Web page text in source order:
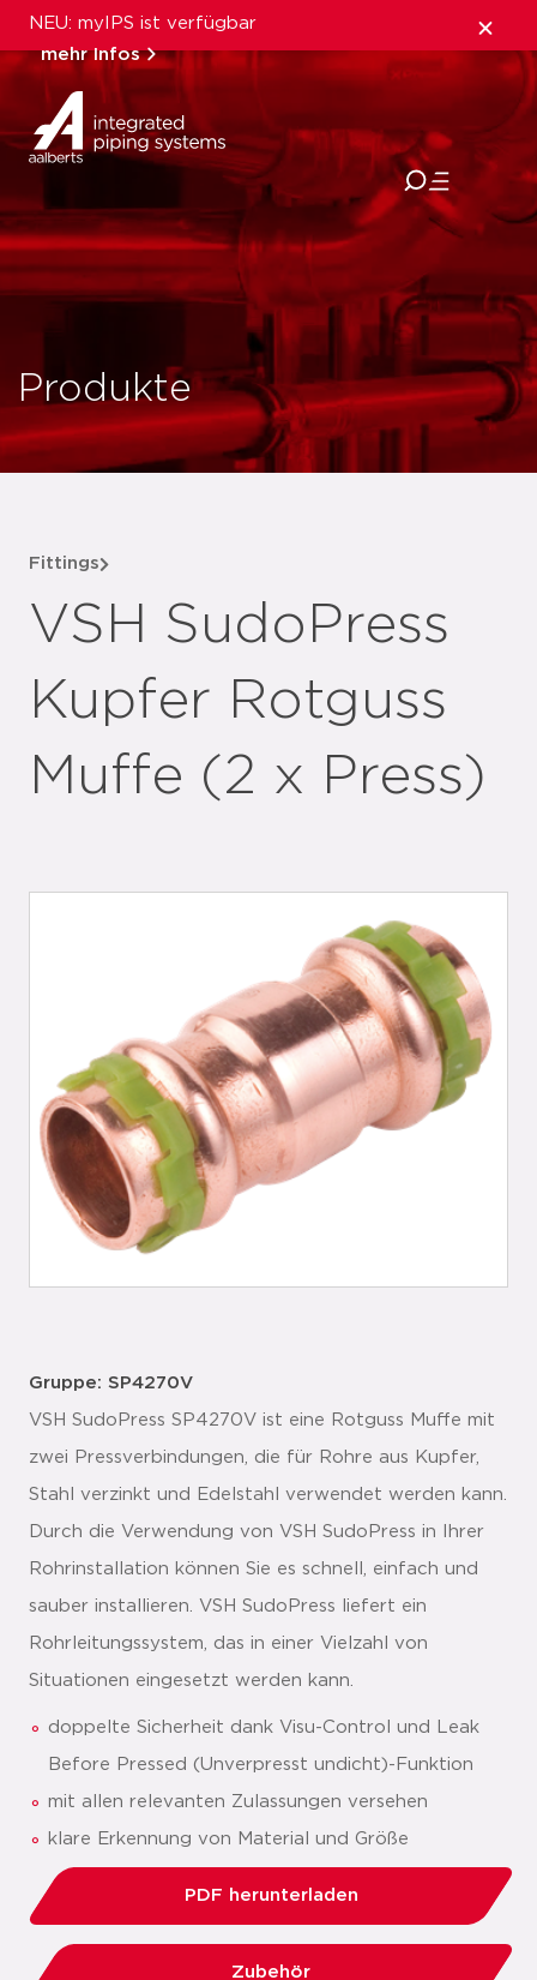
NEU: myIPS ist verfügbar
mehr Infos
schließen
Produkte
Fittings
VSH SudoPress
Kupfer Rotguss
Muffe (2 x Press)
Gruppe: SP4270V
VSH SudoPress SP4270V ist eine Rotguss Muffe mit
zwei Pressverbindungen, die für Rohre aus Kupfer,
Stahl verzinkt und Edelstahl verwendet werden kann.
Durch die Verwendung von VSH SudoPress in Ihrer
Rohrinstallation können Sie es schnell, einfach und
sauber installieren. VSH SudoPress liefert ein
Rohrleitungssystem, das in einer Vielzahl von
Situationen eingesetzt werden kann.
doppelte Sicherheit dank Visu-Control und Leak
Before Pressed (Unverpresst undicht)-Funktion
mit allen relevanten Zulassungen versehen
klare Erkennung von Material und Größe
PDF herunterladen
Zubehör